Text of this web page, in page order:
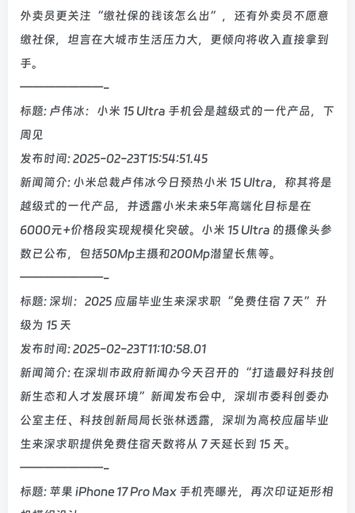
外卖员更关注“缴社保的钱该怎么出”，还有外卖员不愿意
缴社保，坦言在大城市生活压力大，更倾向将收入直接拿到
手。
———————-
标题: 卢伟冰：小米 15 Ultra 手机会是越级式的一代产品，下
周见
发布时间: 2025-02-23T15:54:51.45
新闻简介: 小米总裁卢伟冰今日预热小米 15 Ultra，称其将是
越级式的一代产品，并透露小米未来5年高端化目标是在
6000元+价格段实现规模化突破。小米 15 Ultra 的摄像头参
数已公布，包括50Mp主摄和200Mp潜望长焦等。
———————-
标题: 深圳：2025 应届毕业生来深求职“免费住宿 7 天”升
级为 15 天
发布时间: 2025-02-23T11:10:58.01
新闻简介: 在深圳市政府新闻办今天召开的“打造最好科技创
新生态和人才发展环境”新闻发布会中，深圳市委科创委办
公室主任、科技创新局局长张林透露，深圳为高校应届毕业
生来深求职提供免费住宿天数将从 7 天延长到 15 天。
———————-
标题: 苹果 iPhone 17 Pro Max 手机壳曝光，再次印证矩形相